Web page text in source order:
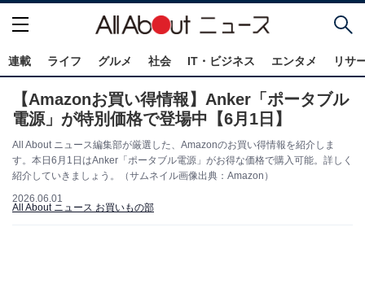
連載 ライフ グルメ 社会 IT・ビジネス エンタメ リサ
【Amazonお買い得情報】Anker「ポータブル
電源」が特別価格で登場中【6月1日】
All About ニュース編集部が厳選した、Amazonのお買い得情報を紹介しま
す。本日6月1日はAnker「ポータブル電源」がお得な価格で購入可能。詳しく
紹介していきましょう。（サムネイル画像出典：Amazon）
2026.06.01
All About ニュース お買いもの部